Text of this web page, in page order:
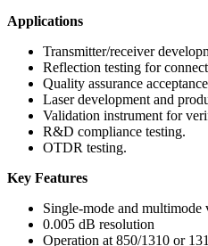
Applications
Transmitter/receiver
Reflection testing for
Quality assurance
Laser development and
Validation instrument for
R&D compliance testing.
OTDR testing.
Key Features
Single-mode and multimode
0.005 dB resolution
Operation at 850/1310 or